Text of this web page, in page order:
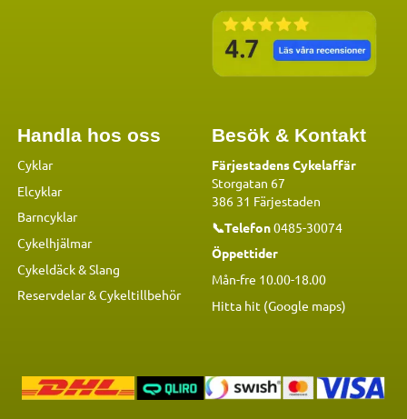
Handla hos oss
Cyklar
Elcyklar
Barncyklar
Cykelhjälmar
Cykeldäck & Slang
Reservdelar&Cykeltillbehör
Besök & Kontakt
Färjestadens Cykelaffär
Storgatan 67
386 31 Färjestaden
📞Telefon0485-30074
Öppettider
Mån-fre 10.00-18.00
Hitta hit (Google maps)